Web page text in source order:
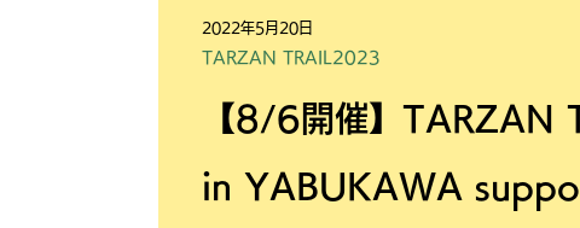
【8/6開催】TARZAN
in YABUKAWA
TARZAN TRAIL2023
2022年5月20日